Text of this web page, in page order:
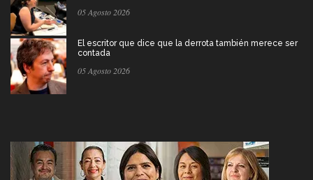
05 Agosto 2026
El escritor que dice que la derrota también merece ser
contada
05 Agosto 2026